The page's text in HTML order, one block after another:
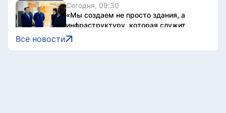
Сегодня, 09:30
«Мы создаем не просто здания, а
инфраструктуру, которая служит
обществу»: Маулен Айманбетов о том,
что остается за кадром строительства
Все новости